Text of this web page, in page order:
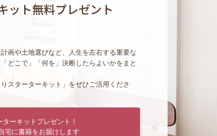
ット無料プレゼント
画や土地選びなど、人生を左右する重要な
どこで」「何を」決断したらよいかをまと
スターターキット」をぜひご活用くださ
ーキットプレゼント！
宅に書籍をお届けします